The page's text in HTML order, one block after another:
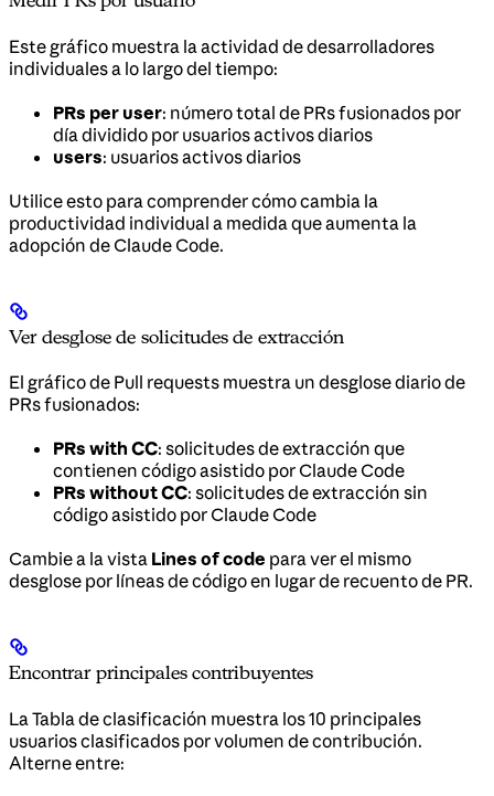
Este gráfico muestra la actividad de desarrolladores
individuales a lo largo del tiempo:
PRs per user: número total de PRs fusionados por
día dividido por usuarios activos diarios
users: usuarios activos diarios
Utilice esto para comprender cómo cambia la
productividad individual a medida que aumenta la
adopción de Claude Code.
Ver desglose de solicitudes de extracción
El gráfico de Pull requests muestra un desglose diario de
PRs fusionados:
PRs with CC: solicitudes de extracción que
contienen código asistido por Claude Code
PRs without CC: solicitudes de extracción sin
código asistido por Claude Code
Cambie a la vista Lines of code para ver el mismo
desglose por líneas de código en lugar de recuento de PR.
Encontrar principales contribuyentes
La Tabla de clasificación muestra los 10 principales
usuarios clasificados por volumen de contribución.
Alterne entre: